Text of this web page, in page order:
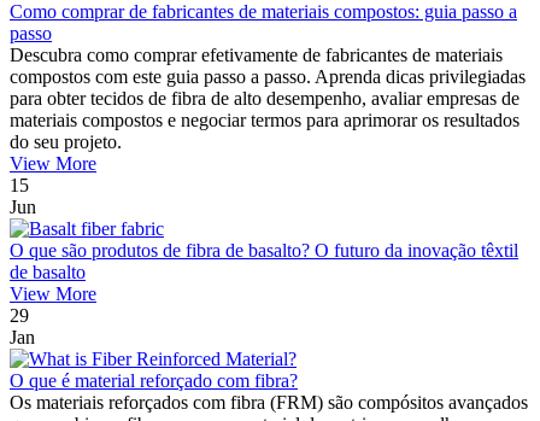
Como comprar de fabricantes de materiais compostos: guia passo a
passo
Descubra como comprar efetivamente de fabricantes de materiais
compostos com este guia passo a passo. Aprenda dicas privilegiadas
para obter tecidos de fibra de alto desempenho, avaliar empresas de
materiais compostos e negociar termos para aprimorar os resultados
do seu projeto.
View More
15
Jun
O que são produtos de fibra de basalto? O futuro da inovação têxtil
de basalto
View More
29
Jan
O que é material reforçado com fibra?
Os materiais reforçados com fibra (FRM) são compósitos avançados